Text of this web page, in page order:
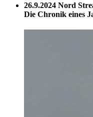
26.9.2024 Nord
Die Chronik eines